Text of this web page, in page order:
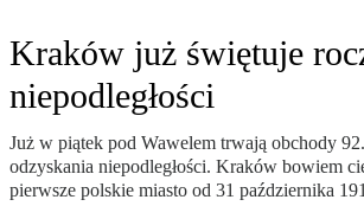
Kraków już świętuje
niepodległości
Już w piątek pod Wawelem trwają obchody
odzyskania niepodległości. Kraków bowiem
pierwsze polskie miasto od 31 października